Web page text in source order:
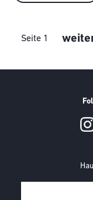
Seite 1